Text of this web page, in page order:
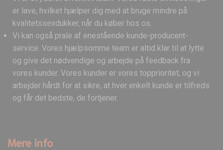
er lave, hvilket hjælper dig med at bruge mindre på
kvalitetssexdukker, når du køber hos os.
Vi kan også prale af enestående kunde-producent-
service. Vores hjælpsomme team er altid klar til at lytte
og give det nødvendige og arbejde på feedback fra
vores kunder. Vores kunder er vores topprioritet, og vi
arbejder hårdt for at sikre, at hver enkelt kunde er tilfreds
og får det bedste, de fortjener.
Mere info